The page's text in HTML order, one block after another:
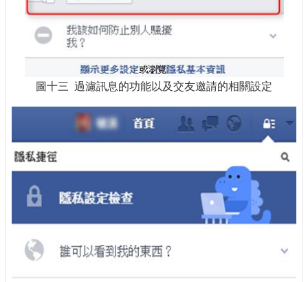
圖十三 過濾訊息的功能以及交友邀請的相關設定